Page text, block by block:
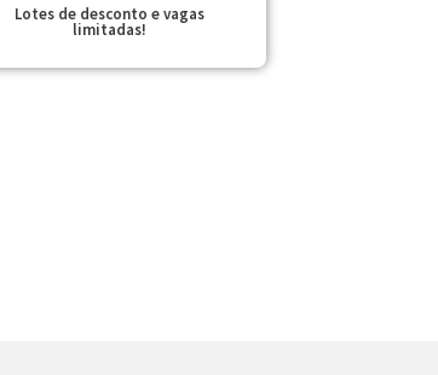
Lotes de desconto e vagas
limitadas!